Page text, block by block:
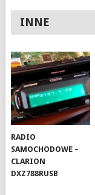
INNE
RADIO
SAMOCHODOWE –
CLARION
DXZ788RUSB